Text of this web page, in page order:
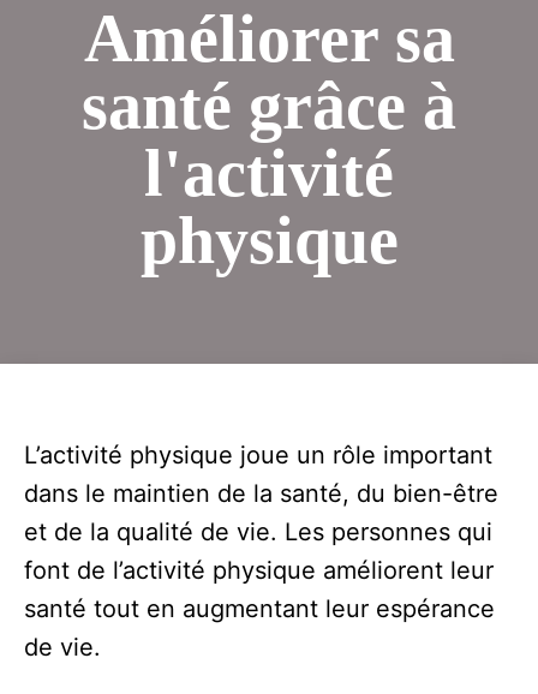
Améliorer sa
santé grâce à
l'activité
physique
L’activité physique joue un rôle important
dans le maintien de la santé, du bien-être
et de la qualité de vie. Les personnes qui
font de l’activité physique améliorent leur
santé tout en augmentant leur espérance
de vie.